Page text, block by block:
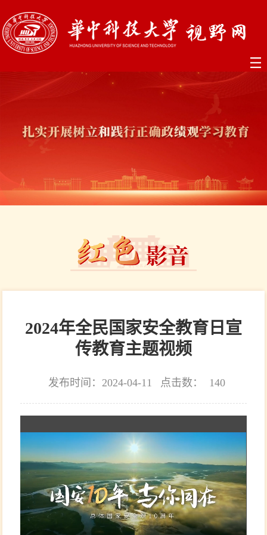
2024年全民国家安全教育日宣
传教育主题视频
发布时间：2024-04-11 点击数： 140